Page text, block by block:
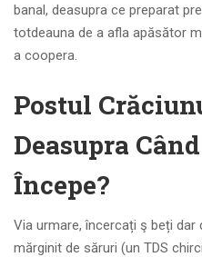
banal, deasupra ce preparat
totdeauna de a afla apăsător
a coopera.
Postul
Deasupra
Începe?
Via urmare, încercați ş beți
mărginit de săruri (un TDS